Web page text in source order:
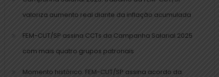
valoriza aumento real diante da inflação acumulada
FEM-CUT/SP assina CCTs da Campanha Salarial 2025
com mais quatro grupos patronais
Momento histórico: FEM-CUT/SP assina acordo da